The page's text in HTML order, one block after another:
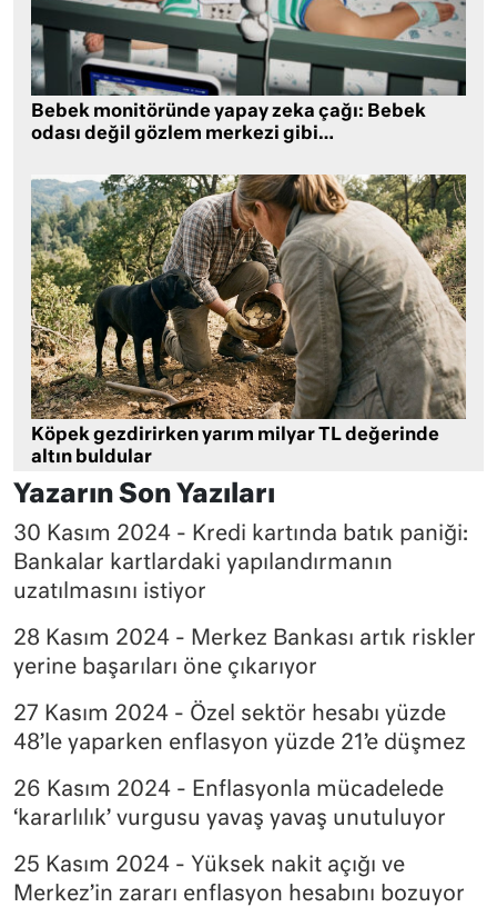
Bebek monitöründe yapay zeka çağı: Bebek
odası değil gözlem merkezi gibi…
Köpek gezdirirken yarım milyar TL değerinde
altın buldular
Yazarın Son Yazıları
30 Kasım 2024 - Kredi kartında batık paniği:
Bankalar kartlardaki yapılandırmanın
uzatılmasını istiyor
28 Kasım 2024 - Merkez Bankası artık riskler
yerine başarıları öne çıkarıyor
27 Kasım 2024 - Özel sektör hesabı yüzde
48’le yaparken enflasyon yüzde 21’e düşmez
26 Kasım 2024 - Enflasyonla mücadelede
‘kararlılık’ vurgusu yavaş yavaş unutuluyor
25 Kasım 2024 - Yüksek nakit açığı ve
Merkez’in zararı enflasyon hesabını bozuyor